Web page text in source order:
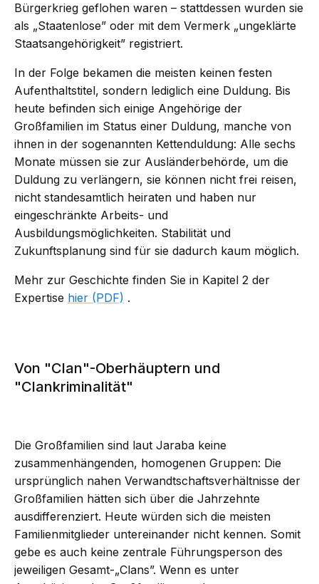
Bürgerkrieg geflohen waren – stattdessen wurden sie
als „Staatenlose” oder mit dem Vermerk „ungeklärte
Staatsangehörigkeit” registriert.
In der Folge bekamen die meisten keinen festen
Aufenthaltstitel, sondern lediglich eine Duldung. Bis
heute befinden sich einige Angehörige der
Großfamilien im Status einer Duldung, manche von
ihnen in der sogenannten Kettenduldung: Alle sechs
Monate müssen sie zur Ausländerbehörde, um die
Duldung zu verlängern, sie können nicht frei reisen,
nicht standesamtlich heiraten und haben nur
eingeschränkte Arbeits- und
Ausbildungsmöglichkeiten. Stabilität und
Zukunftsplanung sind für sie dadurch kaum möglich.
Mehr zur Geschichte finden Sie in Kapitel 2 der
Expertise hier (PDF) .
Von "Clan"-Oberhäuptern und
"Clankriminalität"
Die Großfamilien sind laut Jaraba keine
zusammenhängenden, homogenen Gruppen: Die
ursprünglich nahen Verwandtschaftsverhältnisse der
Großfamilien hätten sich über die Jahrzehnte
ausdifferenziert. Heute würden sich die meisten
Familienmitglieder untereinander nicht kennen. Somit
gebe es auch keine zentrale Führungsperson des
jeweiligen Gesamt-„Clans”. Wenn es unter